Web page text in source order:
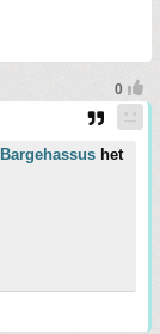
Bargehassus het